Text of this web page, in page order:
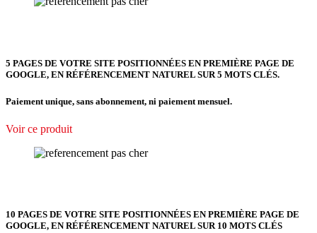
5 PAGES DE VOTRE SITE POSITIONNÉES EN PREMIÈRE PAGE DE
GOOGLE, EN RÉFÉRENCEMENT NATUREL SUR 5 MOTS CLÉS.
Paiement unique, sans abonnement, ni paiement mensuel.
Voir ce produit
10 PAGES DE VOTRE SITE POSITIONNÉES EN PREMIÈRE PAGE DE
GOOGLE, EN RÉFÉRENCEMENT NATUREL SUR 10 MOTS CLÉS